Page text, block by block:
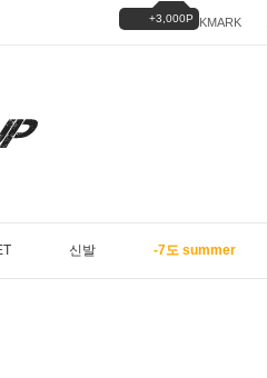
BOOKMARK
+3,000P
신발 -7도 summer